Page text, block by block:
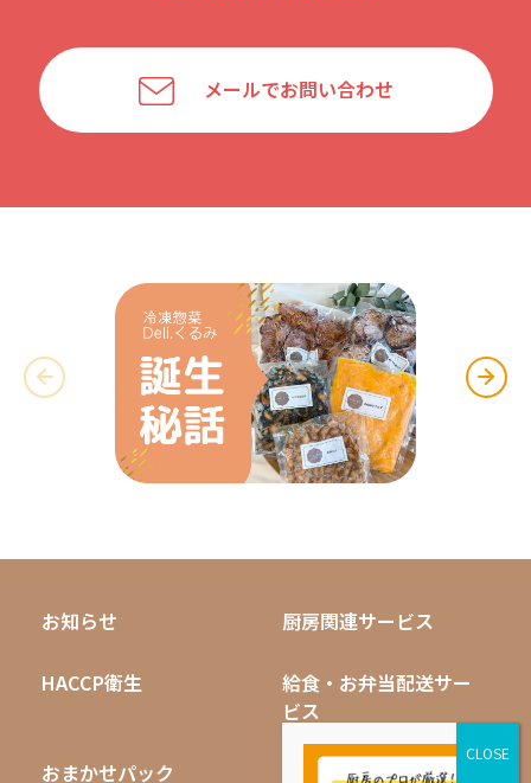
メールでお問い合わせ
お知らせ 厨房関連サービス
HACCP衛生
給食・お弁当配送サー
ビス
おまかせパック 無料キャンペーン